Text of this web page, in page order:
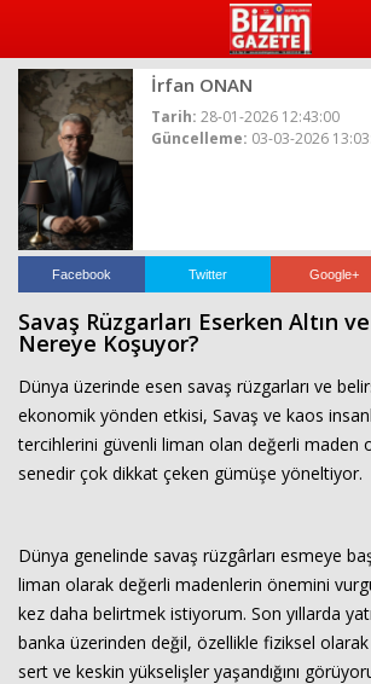
İrfan ONAN
Tarih: 28-01-2026 12:43:00
Güncelleme: 03-03-2026
Facebook Twitter Google+
Savaş Rüzgarları Eserken Altın
Nereye Koşuyor?
Dünya üzerinde esen savaş rüzgarları ve
ekonomik yönden etkisi, Savaş ve kaos
tercihlerini güvenli liman olan değerli maden
senedir çok dikkat çeken gümüşe yöneltiyor.
Dünya genelinde savaş rüzgârları esmeye
liman olarak değerli madenlerin önemini
kez daha belirtmek istiyorum. Son yıllarda
banka üzerinden değil, özellikle fiziksel
sert ve keskin yükselişler yaşandığını